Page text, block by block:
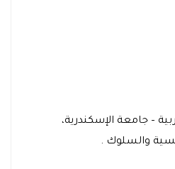
– جامعة الإسكندرية،
والسلوك .